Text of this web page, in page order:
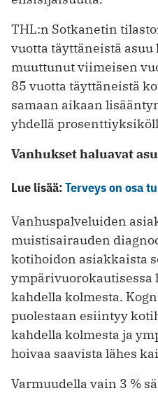
THL:n Sotkanetin
vuotta täyttäneistä asuu
muuttunut viimeisen
85 vuotta täyttäneistä
samaan aikaan
yhdellä
Vanhukset haluavat
Lue lisää:Terveys on osa
Vanhuspalveluiden
muistisairauden
kotihoidon asiakkaista
ympärivuorokautisessa
kahdella kolmesta.
puolestaan esiintyy
kahdella kolmesta ja
hoivaa saavista lähes
Varmuudella vain 3 %